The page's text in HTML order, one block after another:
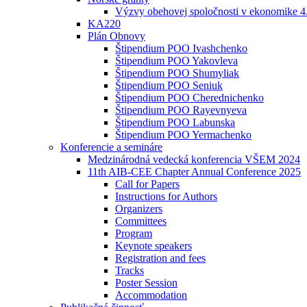
Výzvy obehovej spoločnosti v ekonomike
KA220
Plán Obnovy
Štipendium POO Ivashchenko
Štipendium POO Yakovleva
Štipendium POO Shumyliak
Štipendium POO Seniuk
Štipendium POO Cherednichenko
Štipendium POO Rayevnyeva
Štipendium POO Labunska
Štipendium POO Yermachenko
Konferencie a semináre
Medzinárodná vedecká konferencia VŠEM 2024
11th AIB-CEE Chapter Annual Conference 2025
Call for Papers
Instructions for Authors
Organizers
Committees
Program
Keynote speakers
Registration and fees
Tracks
Poster Session
Accommodation